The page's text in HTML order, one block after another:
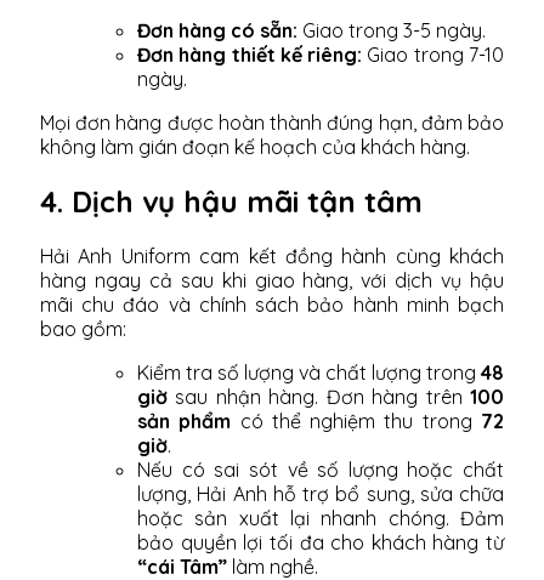
Đơn hàng có sẵn: Giao trong 3-5 ngày.
Đơn hàng thiết kế riêng: Giao trong 7-10
ngày.
Mọi đơn hàng được hoàn thành đúng hạn, đảm bảo
không làm gián đoạn kế hoạch của khách hàng.
4. Dịch vụ hậu mãi tận tâm
Hải Anh Uniform cam kết đồng hành cùng khách
hàng ngay cả sau khi giao hàng, với dịch vụ hậu
mãi chu đáo và chính sách bảo hành minh bạch
bao gồm:
Kiểm tra số lượng và chất lượng trong 48
giờ sau nhận hàng. Đơn hàng trên 100
sản phẩm có thể nghiệm thu trong 72
giờ.
Nếu có sai sót về số lượng hoặc chất
lượng, Hải Anh hỗ trợ bổ sung, sửa chữa
hoặc sản xuất lại nhanh chóng. Đảm
bảo quyền lợi tối đa cho khách hàng từ
“cái Tâm” làm nghề.